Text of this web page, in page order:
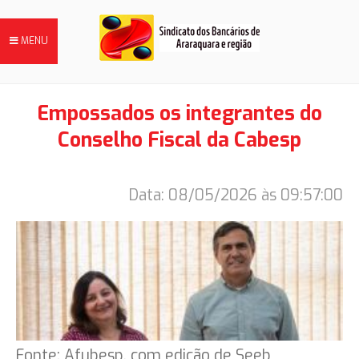
HISTÓRIA
MENU
Empossados os integrantes do
Conselho Fiscal da Cabesp
Data: 08/05/2026 às 09:57:00
Fonte: Afubesp, com edição de Seeb